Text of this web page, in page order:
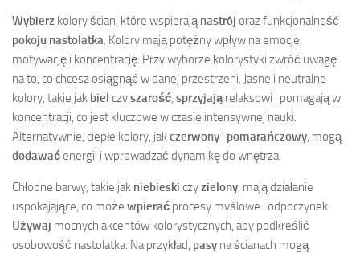
Wybierz kolory ścian, które wspierają nastrój oraz funkcjonalność
pokoju nastolatka . Kolory mają potężny wpływ na emocje,
motywację i koncentrację. Przy wyborze kolorystyki zwróć uwagę
na to, co chcesz osiągnąć w danej przestrzeni. Jasne i neutralne
kolory, takie jak biel czyszarość sprzyjają relaksowi i pomagają w
koncentracji, co jest kluczowe w czasie intensywnej nauki.
Alternatywnie, ciepłe kolory, jakczerwony i pomarańczowy , mogą
dodawaćenergii i wprowadzać dynamikę do wnętrza.
Chłodne barwy, takie jak niebieski czyzielony , mają działanie
uspokajające, co może wpierać procesy myślowe i odpoczynek.
Używaj mocnych akcentów kolorystycznych, aby podkreślić
osobowość nastolatka. Na przykład, pasy na ścianach mogą